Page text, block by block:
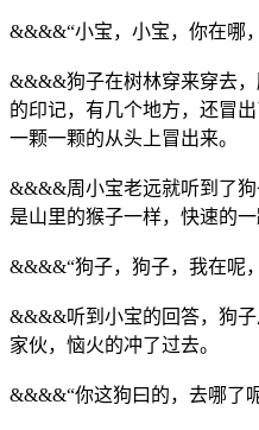
&&&&“小宝，小宝，你在
&&&&狗子在树林穿来穿去
的印记，有几个地方，还冒
一颗一颗的从头上冒出来。
&&&&周小宝老远就听到了
是山里的猴子一样，快速的
&&&&“狗子，狗子，我在
&&&&听到小宝的回答，狗
家伙，恼火的冲了过去。
&&&&“你这狗曰的，去哪